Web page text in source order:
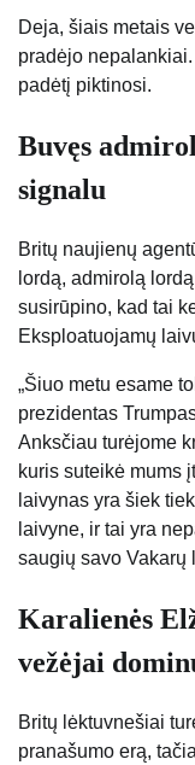
Deja, šiais metais
pradėjo
padėtį piktinosi.
Buvęs
signalu
Britų naujienų
lordą, admirolą
susirūpino, kad tai
Eksploatuojamų
„Šiuo metu esame
prezidentas
Anksčiau turėjome
kuris suteikė mums
laivynas yra šiek
laivyne, ir tai yra
saugių savo Vakarų
Karalienės
vežėjai
Britų lėktuvnešiai
pranašumo erą,